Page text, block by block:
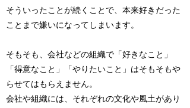
そういったことが続くことで、本来好きだった
ことまで嫌いになってしまいます。
そもそも、会社などの組織で「好きなこと」
「得意なこと」「やりたいこと」はそもそもや
らせてはもらえません。
会社や組織には、それぞれの文化や風土があり